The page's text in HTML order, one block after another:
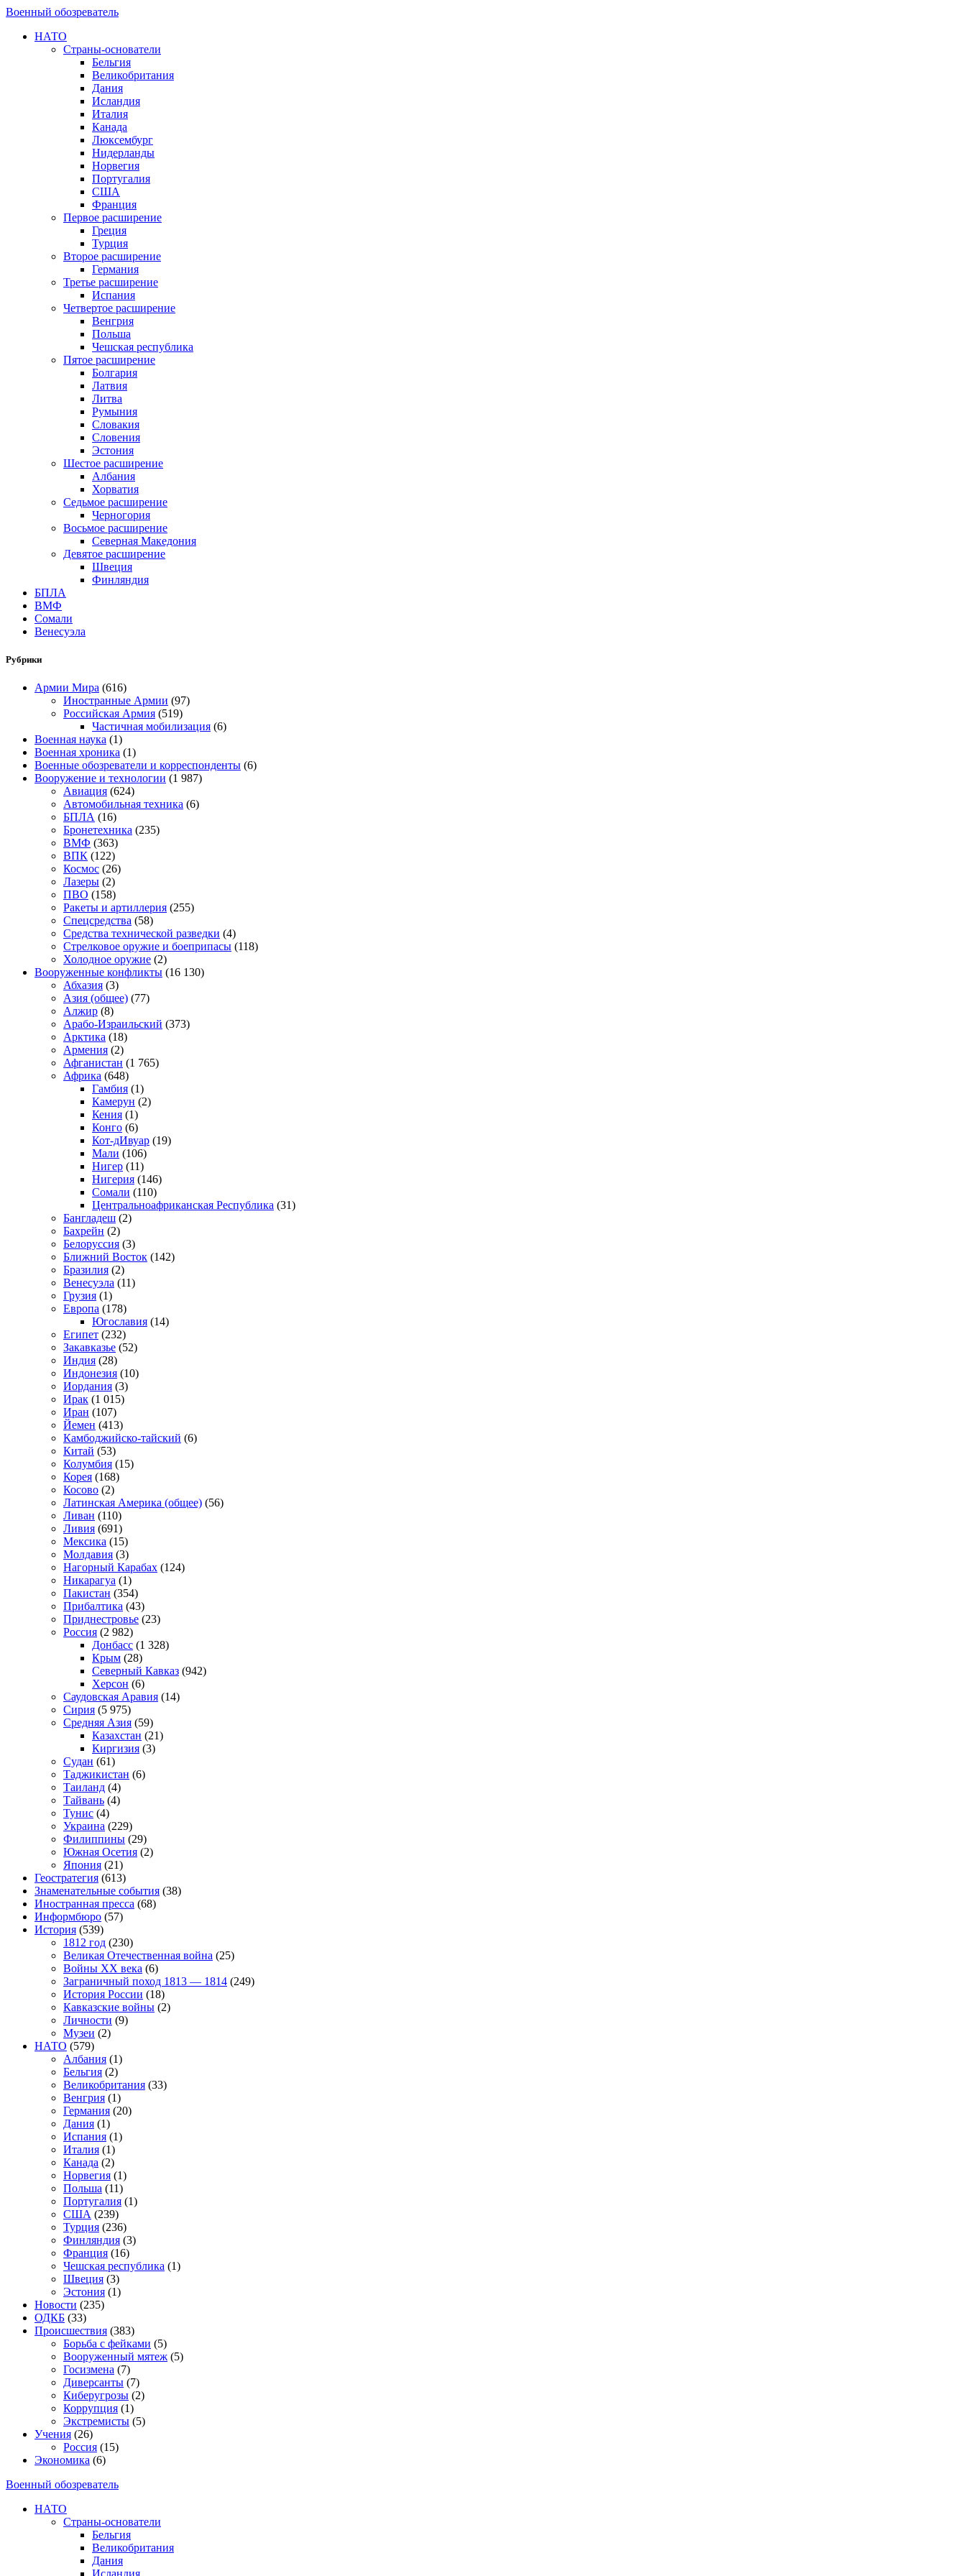
Военный обозреватель
НАТО
Страны-основатели
Бельгия
Великобритания
Дания
Исландия
Италия
Канада
Люксембург
Нидерланды
Норвегия
Португалия
США
Франция
Первое расширение
Греция
Турция
Второе расширение
Германия
Третье расширение
Испания
Четвертое расширение
Венгрия
Польша
Чешская республика
Пятое расширение
Болгария
Латвия
Литва
Румыния
Словакия
Словения
Эстония
Шестое расширение
Албания
Хорватия
Седьмое расширение
Черногория
Восьмое расширение
Северная Македония
Девятое расширение
Швеция
Финляндия
БПЛА
ВМФ
Сомали
Венесуэла
Рубрики
Армии Мира (616)
Иностранные Армии (97)
Российская Армия (519)
Частичная мобилизация (6)
Военная наука (1)
Военная хроника (1)
Военные обозреватели и корреспонденты (6)
Вооружение и технологии (1 987)
Авиация (624)
Автомобильная техника (6)
БПЛА (16)
Бронетехника (235)
ВМФ (363)
ВПК (122)
Космос (26)
Лазеры (2)
ПВО (158)
Ракеты и артиллерия (255)
Спецсредства (58)
Средства технической разведки (4)
Стрелковое оружие и боеприпасы (118)
Холодное оружие (2)
Вооруженные конфликты (16 130)
Абхазия (3)
Азия (общее) (77)
Алжир (8)
Арабо-Израильский (373)
Арктика (18)
Армения (2)
Афганистан (1 765)
Африка (648)
Гамбия (1)
Камерун (2)
Кения (1)
Конго (6)
Кот-дИвуар (19)
Мали (106)
Нигер (11)
Нигерия (146)
Сомали (110)
Центральноафриканская Республика (31)
Бангладеш (2)
Бахрейн (2)
Белоруссия (3)
Ближний Восток (142)
Бразилия (2)
Венесуэла (11)
Грузия (1)
Европа (178)
Югославия (14)
Египет (232)
Закавказье (52)
Индия (28)
Индонезия (10)
Иордания (3)
Ирак (1 015)
Иран (107)
Йемен (413)
Камбоджийско-тайский (6)
Китай (53)
Колумбия (15)
Корея (168)
Косово (2)
Латинская Америка (общее) (56)
Ливан (110)
Ливия (691)
Мексика (15)
Молдавия (3)
Нагорный Карабах (124)
Никарагуа (1)
Пакистан (354)
Прибалтика (43)
Приднестровье (23)
Россия (2 982)
Донбасс (1 328)
Крым (28)
Северный Кавказ (942)
Херсон (6)
Саудовская Аравия (14)
Сирия (5 975)
Средняя Азия (59)
Казахстан (21)
Киргизия (3)
Судан (61)
Таджикистан (6)
Таиланд (4)
Тайвань (4)
Тунис (4)
Украина (229)
Филиппины (29)
Южная Осетия (2)
Япония (21)
Геостратегия (613)
Знаменательные события (38)
Иностранная пресса (68)
Информбюро (57)
История (539)
1812 год (230)
Великая Отечественная война (25)
Войны XX века (6)
Заграничный поход 1813 — 1814 (249)
История России (18)
Кавказские войны (2)
Личности (9)
Музеи (2)
НАТО (579)
Албания (1)
Бельгия (2)
Великобритания (33)
Венгрия (1)
Германия (20)
Дания (1)
Испания (1)
Италия (1)
Канада (2)
Норвегия (1)
Польша (11)
Португалия (1)
США (239)
Турция (236)
Финляндия (3)
Франция (16)
Чешская республика (1)
Швеция (3)
Эстония (1)
Новости (235)
ОДКБ (33)
Происшествия (383)
Борьба с фейками (5)
Вооруженный мятеж (5)
Госизмена (7)
Диверсанты (7)
Киберугрозы (2)
Коррупция (1)
Экстремисты (5)
Учения (26)
Россия (15)
Экономика (6)
Военный обозреватель
НАТО
Страны-основатели
Бельгия
Великобритания
Дания